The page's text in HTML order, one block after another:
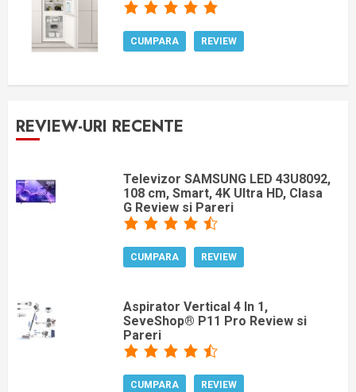
CUMPARA REVIEW
REVIEW-URI RECENTE
Televizor SAMSUNG LED 43U8092,
108 cm, Smart, 4K Ultra HD, Clasa
G Review si Pareri
CUMPARA REVIEW
Aspirator Vertical 4 In 1,
SeveShop® P11 Pro Review si
Pareri
CUMPARA REVIEW